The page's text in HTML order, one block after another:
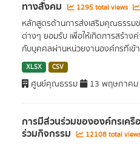
ทางสังคม 1295 total views
หลักสูตรด้านการส่งเสริมคุณธรรม
ต่างๆ ยอมรับ เพื่อให้เกิดการสร้า
กับบุคคลผ่านหน่วยงานองค์กรที่เข้
XLSX CSV
ศูนย์คุณธรรม 13 พฤษภาคม
การมีส่วนร่วมขององค์กรเครื
ร่วมกิจกรรม 12108 total